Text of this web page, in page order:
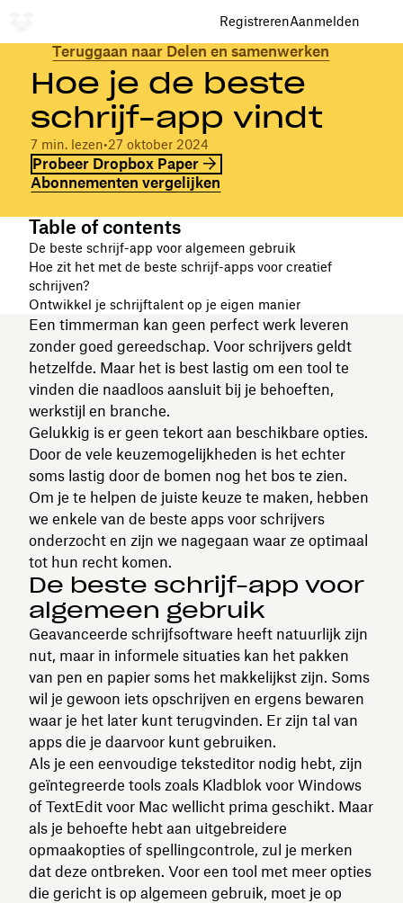
RegistrerenAanmelden
Teruggaan naar Delen en samenwerken
Hoe je de beste
schrijf-app vindt
7 min. lezen•27 oktober 2024
Probeer Dropbox Paper
Abonnementen vergelijken
Table of contents
De beste schrijf-app voor algemeen gebruik
Hoe zit het met de beste schrijf-apps voor creatief
schrijven?
Ontwikkel je schrijftalent op je eigen manier
Een timmerman kan geen perfect werk leveren
zonder goed gereedschap. Voor schrijvers geldt
hetzelfde. Maar het is best lastig om een tool te
vinden die naadloos aansluit bij je behoeften,
werkstijl en branche.
Gelukkig is er geen tekort aan beschikbare opties.
Door de vele keuzemogelijkheden is het echter
soms lastig door de bomen nog het bos te zien.
Om je te helpen de juiste keuze te maken, hebben
we enkele van de beste apps voor schrijvers
onderzocht en zijn we nagegaan waar ze optimaal
tot hun recht komen.
De beste schrijf-app voor
algemeen gebruik
Geavanceerde schrijfsoftware heeft natuurlijk zijn
nut, maar in informele situaties kan het pakken
van pen en papier soms het makkelijkst zijn. Soms
wil je gewoon iets opschrijven en ergens bewaren
waar je het later kunt terugvinden. Er zijn tal van
apps die je daarvoor kunt gebruiken.
Als je een eenvoudige teksteditor nodig hebt, zijn
geïntegreerde tools zoals Kladblok voor Windows
of TextEdit voor Mac wellicht prima geschikt. Maar
als je behoefte hebt aan uitgebreidere
opmaakopties of spellingcontrole, zul je merken
dat deze ontbreken. Voor een tool met meer opties
die gericht is op algemeen gebruik, moet je op